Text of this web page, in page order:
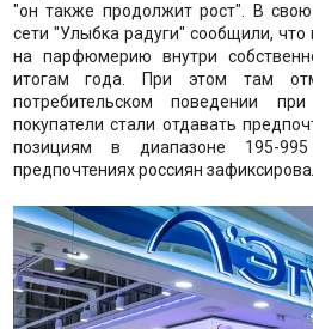
"он также продолжит рост". В
сети "Улыбка радуги" сообщили, что
на парфюмерию внутри
итогам года. При этом там
потребительском поведении
покупатели стали отдавать
позициям в диапазоне 195-
предпочтениях россиян